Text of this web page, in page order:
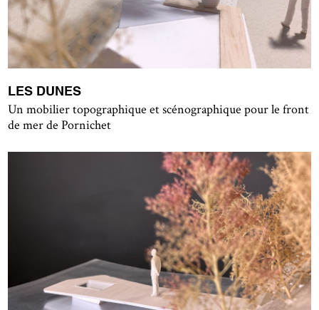
LES DUNES
Un mobilier topographique et scénographique pour le front
de mer de Pornichet